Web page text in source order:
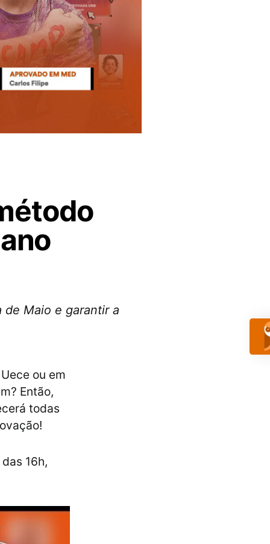
Maio e garantir a
ou em
Então,
todas
16h,